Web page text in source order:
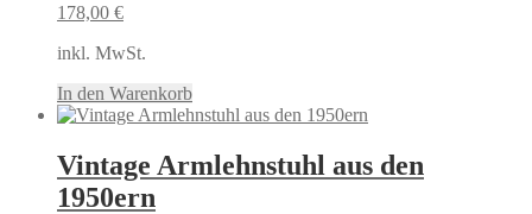
178,00 €
inkl. MwSt.
In den Warenkorb
Vintage Armlehnstuhl aus den
1950ern